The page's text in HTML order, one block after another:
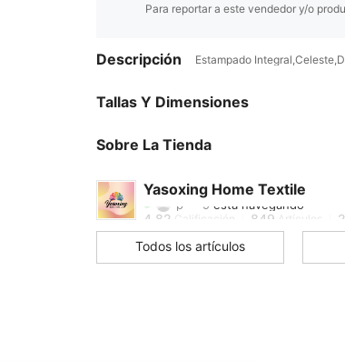
Para reportar a este vendedor y/o
Descripción Estampado
Tallas Y Dimensiones
Sobre La Tienda
Yasoxing Home Textile
4.82
p***9 está navegando
4.82 Calificación 849Artículos
4.82 849
Todos los artículos